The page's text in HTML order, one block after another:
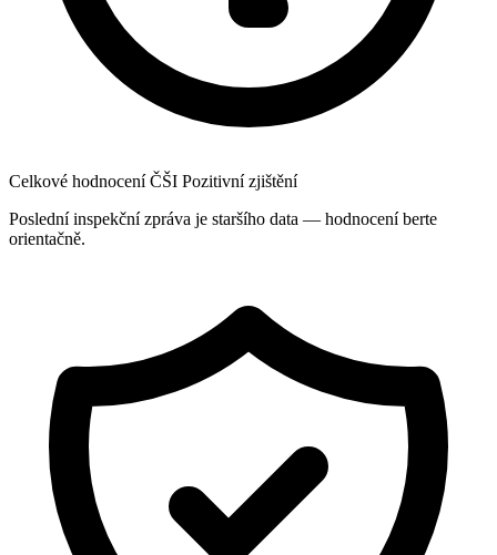
Celkové hodnocení ČŠI Pozitivní zjištění
Poslední inspekční zpráva je staršího data — hodnocení berte
orientačně.